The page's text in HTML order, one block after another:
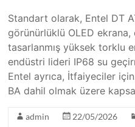
Standart olarak, Entel DT
görünürlüklü OLED
tasarlanmış yüksek torklu
endüstri lideri IP68 su
Entel ayrıca, İtfaiyeciler
BA dahil olmak üzere
admin 22/05/2026